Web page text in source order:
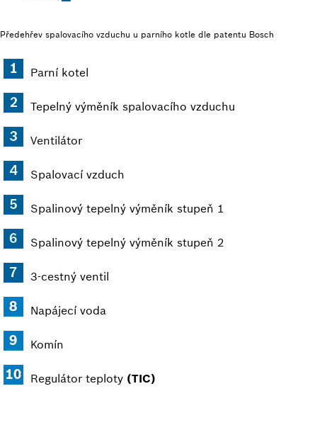
Předehřev spalovacího vzduchu u parního kotle dle patentu Bosch
Parní kotel
Tepelný výměník spalovacího vzduchu
Ventilátor
Spalovací vzduch
Spalinový tepelný výměník stupeň 1
Spalinový tepelný výměník stupeň 2
3-cestný ventil
Napájecí voda
Komín
Regulátor teploty (TIC)